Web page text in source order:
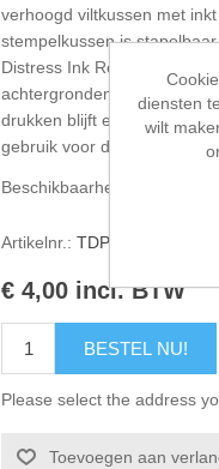
verhoogd viltkussen met
stempelkussen is
Distress Ink Re-inker. En
achtergronden maken. Ook
drukken blijft er een beetje
gebruik voor de afdruk een
Beschikbaarheid:
Artikelnr.: TDP40095
€ 4,00 incl. BTW
BESTEL NU!
Please select the address
Toevoegen aan
diensten
wilt